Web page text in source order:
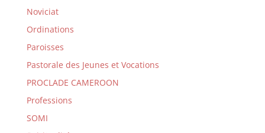
Noviciat
Ordinations
Paroisses
Pastorale des Jeunes et Vocations
PROCLADE CAMEROON
Professions
SOMI